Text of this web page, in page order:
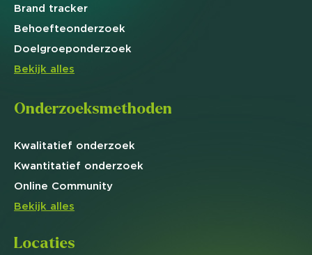
Brand tracker
Behoefteonderzoek
Doelgroeponderzoek
Bekijk alles
Onderzoeksmethoden
Kwalitatief onderzoek
Kwantitatief onderzoek
Online Community
Bekijk alles
Locaties